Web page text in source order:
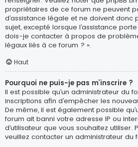
propriétaires de ce forum ne peuvent
d’assistance légale et ne doivent donc
sujet, excepté lorsque l’assistance
dois-je contacter à propos de
légaux liés à ce forum ? ».
Haut
Pourquoi ne puis-je pas m’inscrire ?
Il est possible qu’un administrateur du
inscriptions afin d’empêcher les
De même, il est également possible
forum ait banni votre adresse IP ou
d’utilisateur que vous souhaitez utiliser.
veuillez contacter un administrateur du